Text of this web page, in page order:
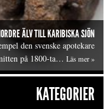
ÄLV TILL KARIBISKA SJÖN
den svenske apotekare
på 1800-ta…Läs mer »
KATEGORIER